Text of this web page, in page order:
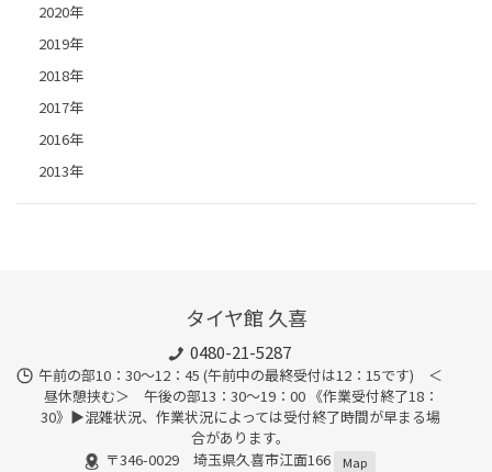
2020年
2019年
2018年
2017年
2016年
2013年
タイヤ館 久喜
0480-21-5287
午前の部10：30～12：45 (午前中の最終受付は12：15です) ＜
昼休憩挟む＞ 午後の部13：30～19：00 《作業受付終了18：
30》▶︎混雑状況、作業状況によっては受付終了時間が早まる場
合があります。
〒346-0029 埼玉県久喜市江面166
Map